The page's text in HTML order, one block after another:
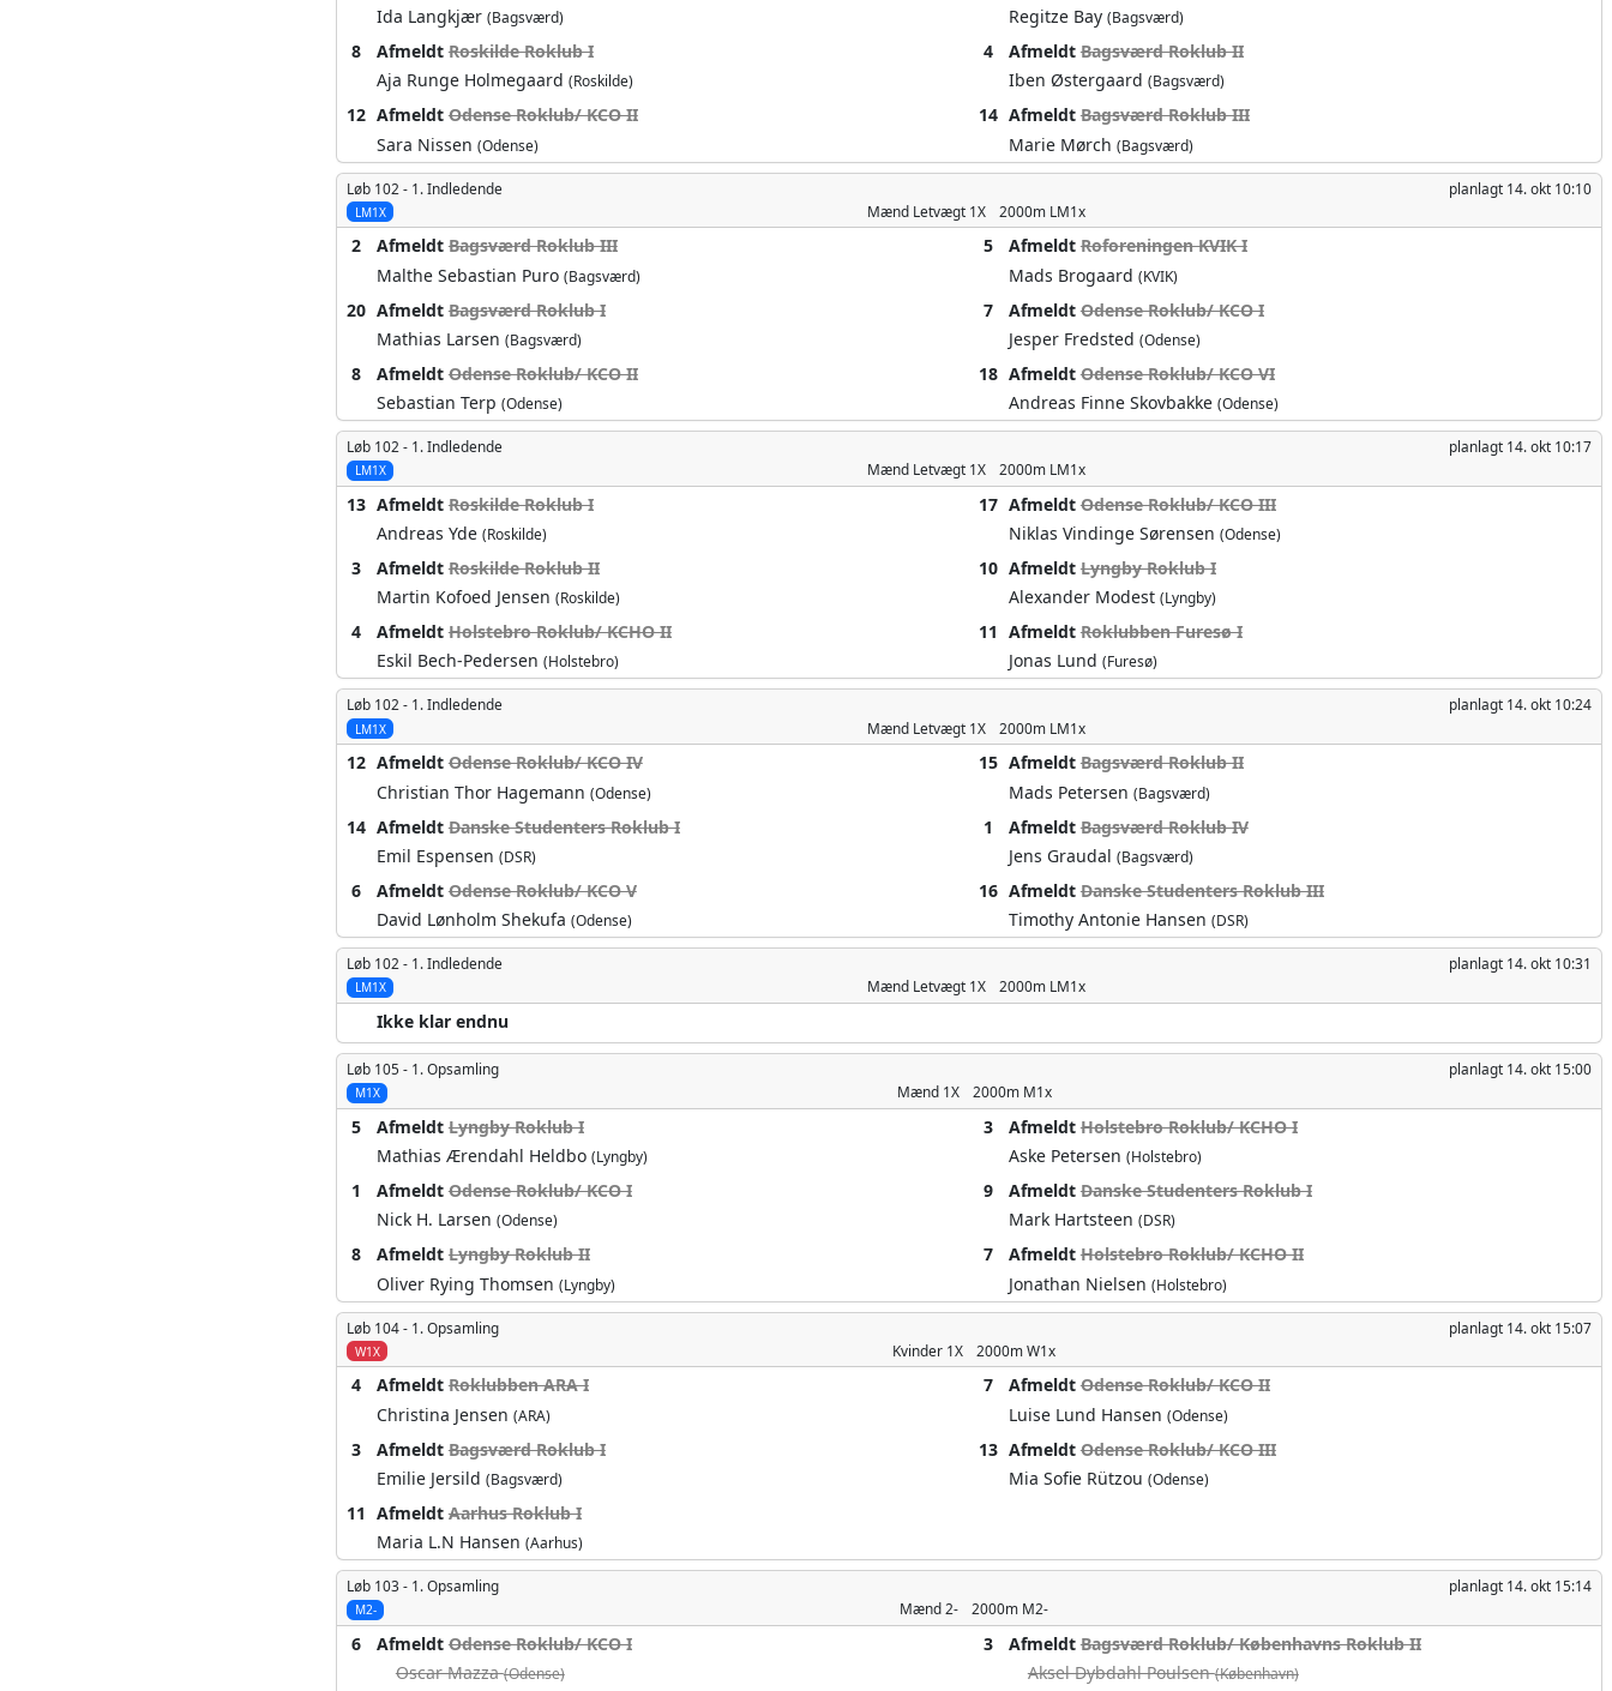
Ida Langkjær (Bagsværd)
Regitze Bay (Bagsværd)
8 AfmeldtRoskilde Roklub I
Aja Runge Holmegaard (Roskilde)
4 AfmeldtBagsværd Roklub II
Iben Østergaard (Bagsværd)
12 AfmeldtOdense Roklub/ KCO II
Sara Nissen (Odense)
14 AfmeldtBagsværd Roklub III
Marie Mørch (Bagsværd)
Løb 102 - 1. Indledende planlagt 14. okt 10:10
LM1X Mænd Letvægt 1X 2000m LM1x
2 AfmeldtBagsværd Roklub III
Malthe Sebastian Puro (Bagsværd)
5 AfmeldtRoforeningen KVIK I
Mads Brogaard (KVIK)
20 AfmeldtBagsværd Roklub I
Mathias Larsen (Bagsværd)
7 AfmeldtOdense Roklub/ KCO I
Jesper Fredsted (Odense)
8 AfmeldtOdense Roklub/ KCO II
Sebastian Terp (Odense)
18 AfmeldtOdense Roklub/ KCO VI
Andreas Finne Skovbakke (Odense)
Løb 102 - 1. Indledende planlagt 14. okt 10:17
LM1X Mænd Letvægt 1X 2000m LM1x
13 AfmeldtRoskilde Roklub I
Andreas Yde (Roskilde)
17 AfmeldtOdense Roklub/ KCO III
Niklas Vindinge Sørensen (Odense)
3 AfmeldtRoskilde Roklub II
Martin Kofoed Jensen (Roskilde)
10 AfmeldtLyngby Roklub I
Alexander Modest (Lyngby)
4 AfmeldtHolstebro Roklub/ KCHO II
Eskil Bech-Pedersen (Holstebro)
11 AfmeldtRoklubben Furesø I
Jonas Lund (Furesø)
Løb 102 - 1. Indledende planlagt 14. okt 10:24
LM1X Mænd Letvægt 1X 2000m LM1x
12 AfmeldtOdense Roklub/ KCO IV
Christian Thor Hagemann (Odense)
15 AfmeldtBagsværd Roklub II
Mads Petersen (Bagsværd)
14 AfmeldtDanske Studenters Roklub I
Emil Espensen (DSR)
1 AfmeldtBagsværd Roklub IV
Jens Graudal (Bagsværd)
6 AfmeldtOdense Roklub/ KCO V
David Lønholm Shekufa (Odense)
16 AfmeldtDanske Studenters Roklub III
Timothy Antonie Hansen (DSR)
Løb 102 - 1. Indledende planlagt 14. okt 10:31
LM1X Mænd Letvægt 1X 2000m LM1x
Ikke klar endnu
Løb 105 - 1. Opsamling planlagt 14. okt 15:00
M1X Mænd 1X 2000m M1x
5 AfmeldtLyngby Roklub I
Mathias Ærendahl Heldbo (Lyngby)
3 AfmeldtHolstebro Roklub/ KCHO I
Aske Petersen (Holstebro)
1 AfmeldtOdense Roklub/ KCO I
Nick H. Larsen (Odense)
9 AfmeldtDanske Studenters Roklub I
Mark Hartsteen (DSR)
8 AfmeldtLyngby Roklub II
Oliver Rying Thomsen (Lyngby)
7 AfmeldtHolstebro Roklub/ KCHO II
Jonathan Nielsen (Holstebro)
Løb 104 - 1. Opsamling planlagt 14. okt 15:07
W1X Kvinder 1X 2000mW1x
4 AfmeldtRoklubben ARA I
Christina Jensen (ARA)
7 AfmeldtOdense Roklub/ KCO II
Luise Lund Hansen (Odense)
3 AfmeldtBagsværd Roklub I
Emilie Jersild (Bagsværd)
13 AfmeldtOdense Roklub/ KCO III
Mia Sofie Rützou (Odense)
11 AfmeldtAarhus Roklub I
Maria L.N Hansen (Aarhus)
Løb 103 - 1. Opsamling planlagt 14. okt 15:14
M2- Mænd2- 2000m M2-
6 AfmeldtOdense Roklub/ KCO I
Oscar Mazza(Odense)
3 AfmeldtBagsværd Roklub/ Københavns Roklub II
Aksel Dybdahl Poulsen(København)